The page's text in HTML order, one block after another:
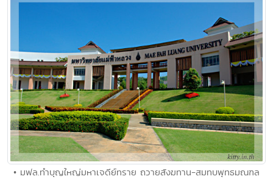
• มฟล.ทำบุญใหญ่มหาเจดีย์ทราย ถวายสังฆทาน-สมทบพุทธมณฑล